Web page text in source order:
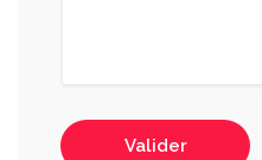
Valider